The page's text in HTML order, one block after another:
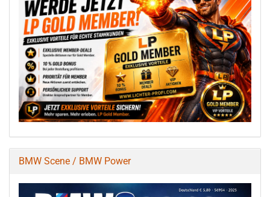
BMW Scene / BMW Power